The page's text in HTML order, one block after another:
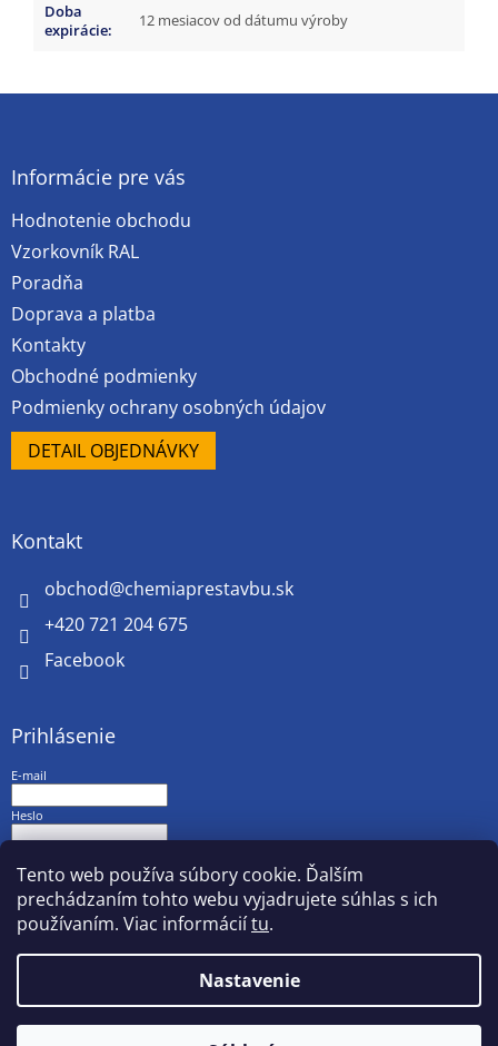
Tento web používa súbory cookie. Ďalším
prechádzaním tohto webu vyjadrujete súhlas s ich
používaním. Viac informáciítu.
Nastavenie
Doba
expirácie: 12 mesiacov od dátumu výroby
Informácie pre vás
Hodnotenie obchodu
Vzorkovník RAL
Poradňa
Doprava a platba
Kontakty
Obchodné podmienky
Podmienky ochrany osobných údajov
DETAIL OBJEDNÁVKY
Kontakt
obchod@chemiaprestavbu.sk
+420 721 204 675
Facebook
Prihlásenie
E-mail
Heslo
PRIHLÁSIŤ SA
Nová registráciaZabudnuté heslo
Vytvoril Shoptet